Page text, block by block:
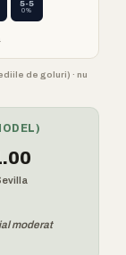
5-5
0%
de goluri) · nu
moderat